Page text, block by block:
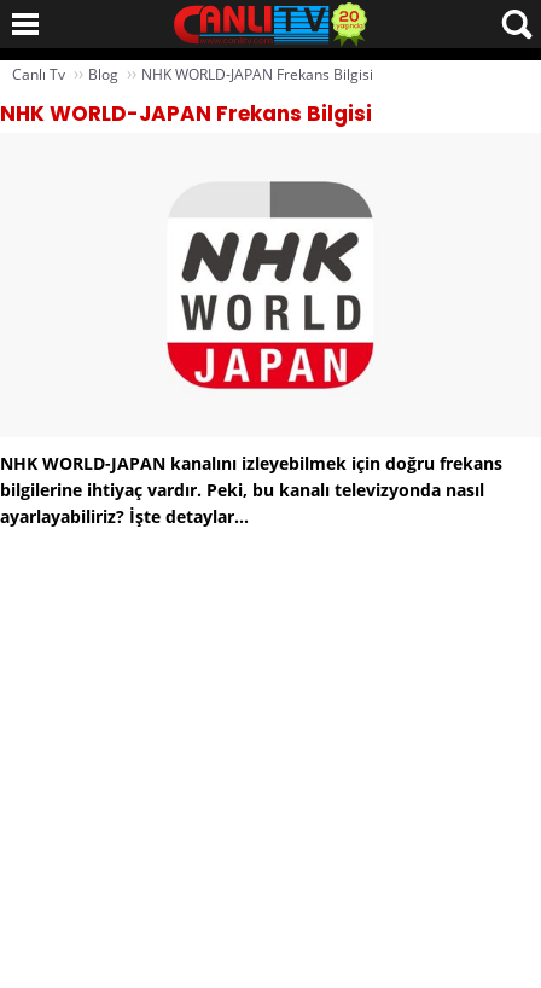
Canlı Tv ›› Blog ›› NHK WORLD-JAPAN Frekans Bilgisi
NHK WORLD-JAPAN Frekans Bilgisi
NHK WORLD-JAPAN kanalını izleyebilmek için doğru frekans
bilgilerine ihtiyaç vardır. Peki, bu kanalı televizyonda nasıl
ayarlayabiliriz? İşte detaylar...